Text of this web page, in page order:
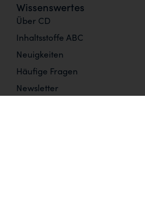
Wissenswertes
Über CD
Inhaltsstoffe ABC
Neuigkeiten
Häufige Fragen
Newsletter